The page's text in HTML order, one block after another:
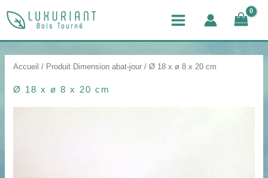
au
contenu
Accueil / Produit Dimension abat-jour / Ø 18 x ø 8 x 20 cm
Ø 18 x ø 8 x 20 cm